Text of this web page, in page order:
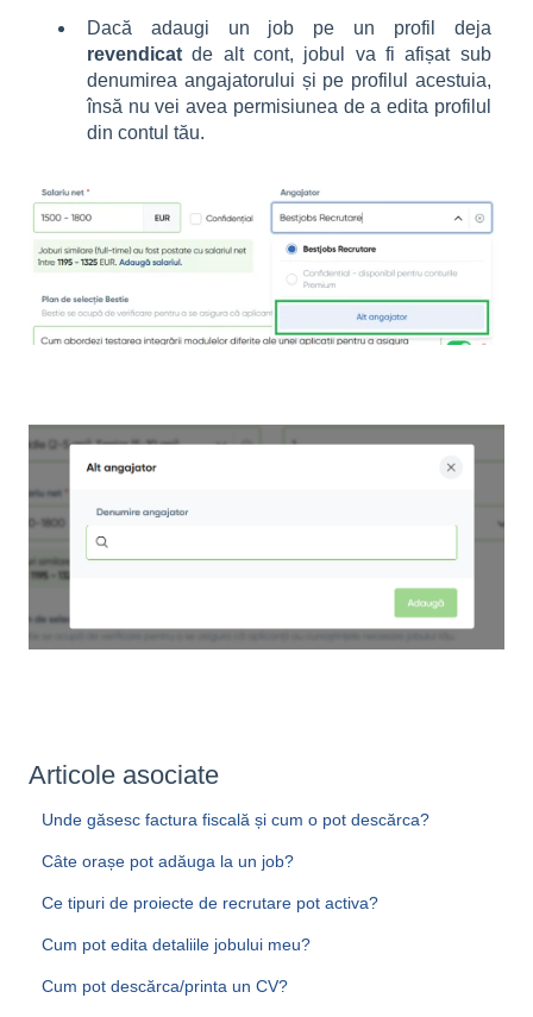
Dacă adaugi un job pe un profil deja
revendicat de alt cont, jobul va fi afișat sub
denumirea angajatorului și pe profilul acestuia,
însă nu vei avea permisiunea de a edita profilul
din contul tău.
Articole asociate
Unde găsesc factura fiscală și cum o pot descărca?
Câte orașe pot adăuga la un job?
Ce tipuri de proiecte de recrutare pot activa?
Cum pot edita detaliile jobului meu?
Cum pot descărca/printa un CV?